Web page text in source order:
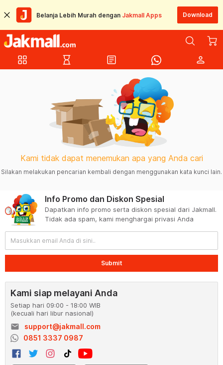
Belanja Lebih Murah dengan Jakmall Apps Download
grid_view hourglass_empty article person
Kami tidak dapat menemukan apa yang Anda cari
Silakan melakukan pencarian kembali dengan menggunakan kata kunci lain.
Info Promo dan Diskon Spesial
Dapatkan info promo serta diskon spesial dari Jakmall.
Tidak ada spam, kami menghargai privasi Anda
Submit
Kami siap melayani Anda
Setiap hari 09:00 - 18:00 WIB
(kecuali hari libur nasional)
email
support@jakmall.com
0851 3337 0987